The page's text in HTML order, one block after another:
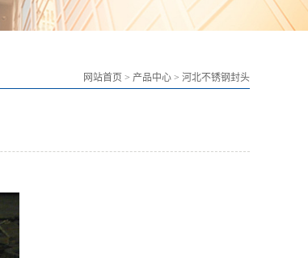
网站首页 > 产品中心 > 河北不锈钢封头